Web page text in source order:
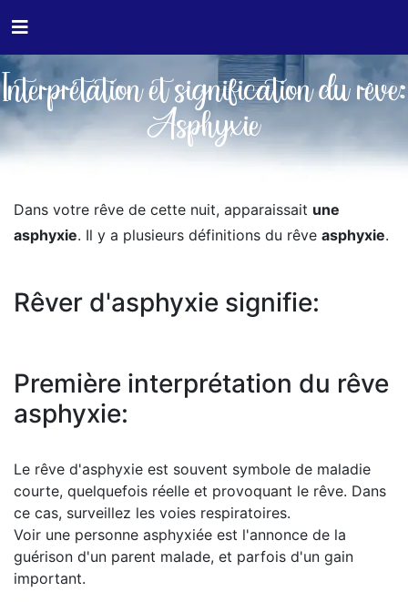
Interprétation et signification du rêve:
Asphyxie
Dans votre rêve de cette nuit, apparaissait une
asphyxie. Il y a plusieurs définitions du rêve asphyxie.
Rêver d'asphyxie signifie:
Première interprétation du rêve
asphyxie:
Le rêve d'asphyxie est souvent symbole de maladie
courte, quelquefois réelle et provoquant le rêve. Dans
ce cas, surveillez les voies respiratoires.
Voir une personne asphyxiée est l'annonce de la
guérison d'un parent malade, et parfois d'un gain
important.